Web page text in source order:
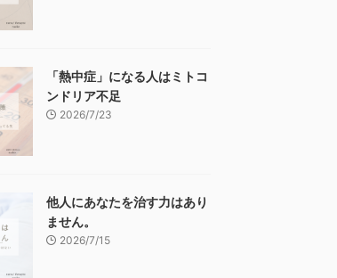
「熱中症」になる人はミトコ
ンドリア不足
2026/7/23
他人にあなたを治す力はあり
ません。
2026/7/15